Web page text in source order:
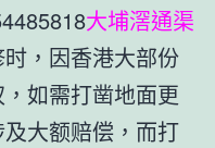
大埔滘通渠
，因香港大部份
如需打凿地面更
大额赔偿，而打